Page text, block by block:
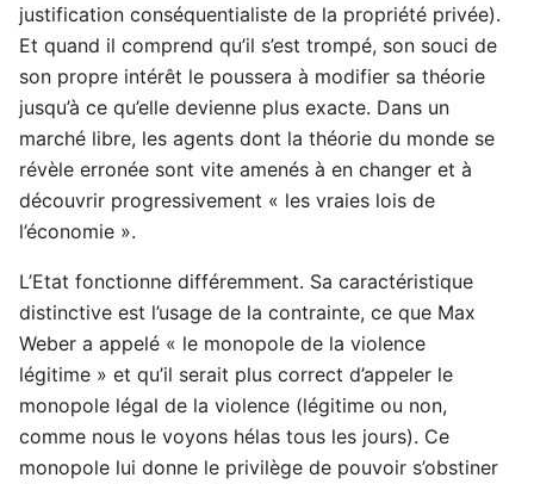
justification conséquentialiste de la propriété privée).
Et quand il comprend qu’il s’est trompé, son souci de
son propre intérêt le poussera à modifier sa théorie
jusqu’à ce qu’elle devienne plus exacte. Dans un
marché libre, les agents dont la théorie du monde se
révèle erronée sont vite amenés à en changer et à
découvrir progressivement « les vraies lois de
l’économie ».
L’Etat fonctionne différemment. Sa caractéristique
distinctive est l’usage de la contrainte, ce que Max
Weber a appelé « le monopole de la violence
légitime » et qu’il serait plus correct d’appeler le
monopole légal de la violence (légitime ou non,
comme nous le voyons hélas tous les jours). Ce
monopole lui donne le privilège de pouvoir s’obstiner